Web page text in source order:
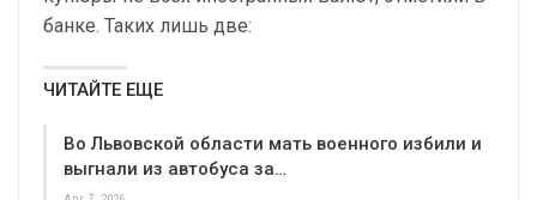
банке. Таких лишь две:
ЧИТАЙТЕ ЕЩЕ
Во Львовской области мать военного избили и
выгнали из автобуса за…